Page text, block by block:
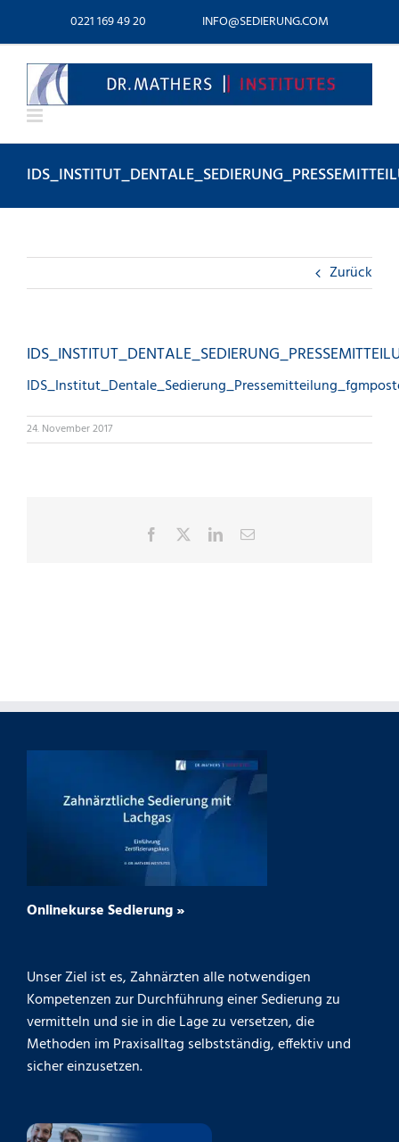
0221 169 49 20 INFO@SEDIERUNG.COM
Zurück
24. November 2017
Facebook LinkedIn
E-
Onlinekurse Sedierung »
Unser Ziel ist es, Zahnärzten alle notwendigen
Kompetenzen zur Durchführung einer Sedierung zu
vermitteln und sie in die Lage zu versetzen, die
Methoden im Praxisalltag selbstständig, effektiv und
sicher einzusetzen.